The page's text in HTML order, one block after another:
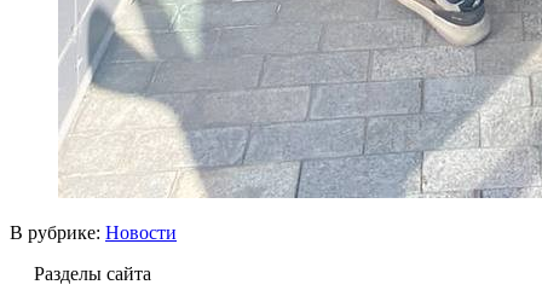
В рубрике: Новости
Разделы сайта